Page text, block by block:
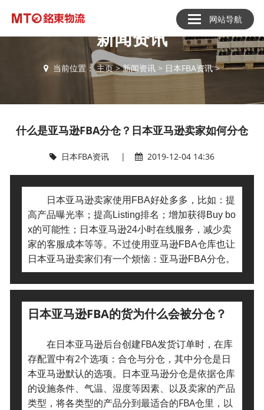
网站导航
新闻资讯
当前位置：主页>新闻资讯 > 日本FBA资讯>
什么是亚马逊FBA分仓？日本亚马逊卖家如何分仓
日本FBA资讯| 2019-12-04 14:36
日本亚马逊卖家使用FBA好处多多，比如：提
高产品曝光率；提高Listing排名；增加获得Buy bo
x的可能性；日本亚马逊24小时在线服务，减少卖
家的客服成本等等。不过使用亚马逊FBA仓库也让
日本亚马逊卖家们有一个烦恼：亚马逊FBA分仓。
日本亚马逊FBA的货为什么会被分仓？
在日本亚马逊后台创建FBA发货订单时，在库
存配置中有2个选项：合仓与分仓，其中分仓是日
本亚马逊默认的选项。 日本亚马逊分仓是依据仓库
的设施条件、气温、湿度等因素、以及卖家的产品
类型，将各类型的产品分到最适合的FBA仓里，以